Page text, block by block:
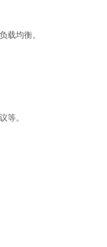
均衡。
。